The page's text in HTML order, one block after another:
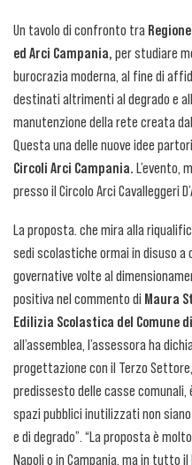
Un tavolo di confronto tra
ed Arci Campania, per studiare
burocrazia moderna, al fine di
destinati altrimenti al degrado e
manutenzione della rete creata
Questa una delle nuove idee
Circoli Arci Campania. L’evento,
presso il Circolo Arci Cavalleggeri
La proposta. che mira alla
sedi scolastiche ormai in disuso a
governative volte al
positiva nel commento di Maura
Edilizia Scolastica del Comune
all’assemblea, l’assessora ha
progettazione con il Terzo
predissesto delle casse
spazi pubblici inutilizzati non
e di degrado”. “La proposta è
Napoli o in Campania, ma in tutto